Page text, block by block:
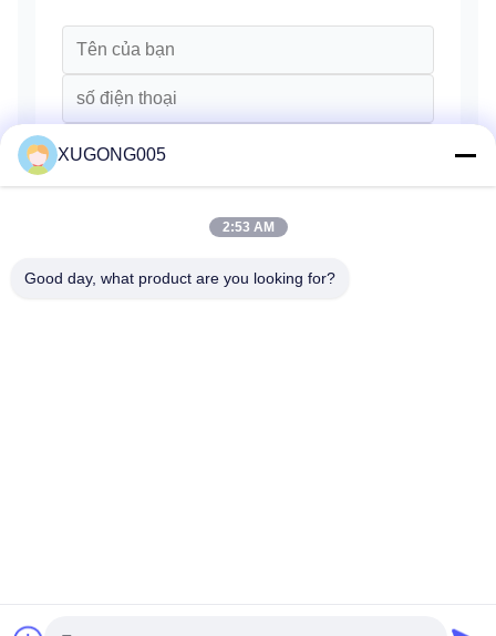
XUGONG005
2:53 AM
Good day, what product are you looking for?